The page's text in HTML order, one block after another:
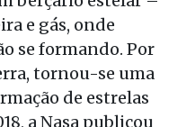
e gás, onde
se formando. Por
tornou-se uma
de estrelas
a Nasa publicou